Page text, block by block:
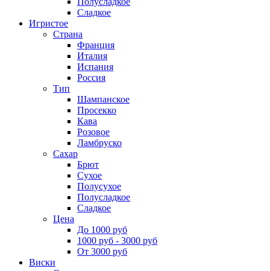
Сладкое
Игристое
Страна
Франция
Италия
Испания
Россия
Тип
Шампанское
Просекко
Кава
Розовое
Ламбруско
Сахар
Брют
Сухое
Полусухое
Полусладкое
Сладкое
Цена
До 1000 руб
1000 руб - 3000 руб
От 3000 руб
Виски